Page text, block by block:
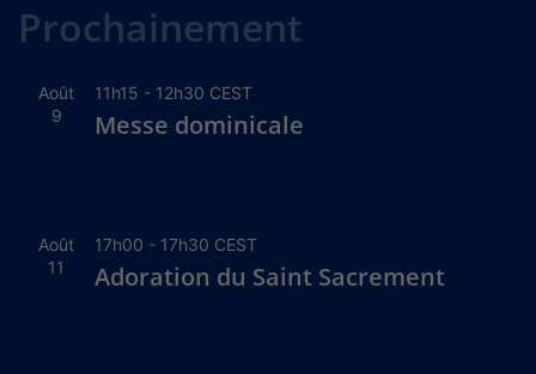
Prochainement
Août
9
11h15 - 12h30 CEST
Messe dominicale
Août
11
17h00 - 17h30 CEST
Adoration du Saint Sacrement